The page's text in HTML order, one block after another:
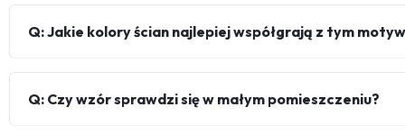
Q: Jakie kolory ścian najlepiej współgrają z tym
Q: Czy wzór sprawdzi się w małym pomieszczeniu?